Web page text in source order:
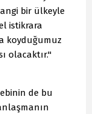
bir ülkeyle
istikrara
koyduğumuz
olacaktır."
de bu